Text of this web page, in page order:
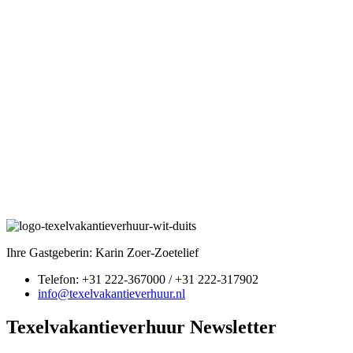
Ihre Gastgeberin: Karin Zoer-Zoetelief
Telefon: +31 222-367000 / +31 222-317902
info@texelvakantieverhuur.nl
Texelvakantieverhuur Newsletter